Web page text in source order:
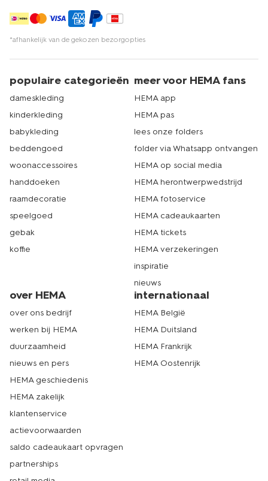
*afhankelijk van de gekozen bezorgopties
populaire categorieën
dameskleding
kinderkleding
babykleding
beddengoed
woonaccessoires
handdoeken
raamdecoratie
speelgoed
gebak
koffie
meer voor HEMA fans
HEMA app
HEMA pas
lees onze folders
folder via Whatsapp ontvangen
HEMA op social media
HEMA herontwerpwedstrijd
HEMA fotoservice
HEMA cadeaukaarten
HEMA tickets
HEMA verzekeringen
inspiratie
nieuws
over HEMA
over ons bedrijf
werken bij HEMA
duurzaamheid
nieuws en pers
HEMA geschiedenis
HEMA zakelijk
klantenservice
actievoorwaarden
saldo cadeaukaart opvragen
partnerships
internationaal
HEMA België
HEMA Duitsland
HEMA Frankrijk
HEMA Oostenrijk